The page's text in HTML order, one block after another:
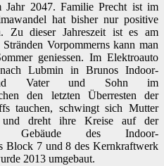
2047. Familie Precht ist im
hat bisher nur positive
Zu dieser Jahreszeit ist es am
Vorpommerns kann man
geniessen. Im Elektroauto
Lubmin in Brunos Indoor-
Vater und Sohn im
den letzten Überresten der
tauchen, schwingt sich Mutter
und dreht ihre Kreise auf der
Gebäude des Indoor-
Block 7 und 8 des Kernkraftwerk
2013 umgebaut.